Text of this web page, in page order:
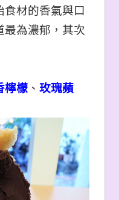
食材的香氣與口
最為濃郁，其次
檸檬、 玫瑰蘋